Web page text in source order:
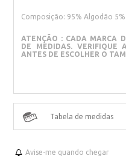
Composição: 95% Algodão
ATENÇÃO : CADA MARCA
DE MEDIDAS. VERIFIQUE
ANTES DE ESCOLHER O
Tabela de medidas
Avise-me quando chegar